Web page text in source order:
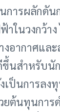
การผลักดัน
าในวงกว้า
อากาศและ
นสำหรับนั
เป็นการลง
ยต้นทุนการ